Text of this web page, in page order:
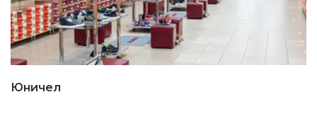
Юничел